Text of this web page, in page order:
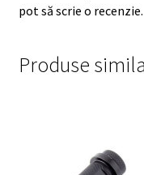
pot să scrie o recenzie.
Produse